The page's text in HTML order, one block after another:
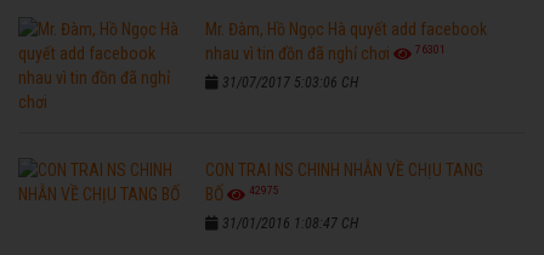
Mr. Đàm, Hồ Ngọc Hà quyết add facebook
nhau vì tin đồn đã nghỉ chơi
76301
31/07/2017 5:03:06 CH
CON TRAI NS CHINH NHẪN VỀ CHỊU TANG
BỐ
42975
31/01/2016 1:08:47 CH